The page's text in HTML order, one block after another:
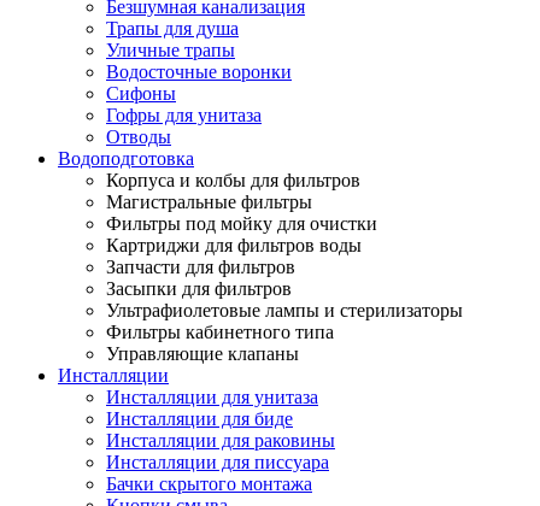
Безшумная канализация
Трапы для душа
Уличные трапы
Водосточные воронки
Сифоны
Гофры для унитаза
Отводы
Водоподготовка
Корпуса и колбы для фильтров
Магистральные фильтры
Фильтры под мойку для очистки
Картриджи для фильтров воды
Запчасти для фильтров
Засыпки для фильтров
Ультрафиолетовые лампы и стерилизаторы
Фильтры кабинетного типа
Управляющие клапаны
Инсталляции
Инсталляции для унитаза
Инсталляции для биде
Инсталляции для раковины
Инсталляции для писсуара
Бачки скрытого монтажа